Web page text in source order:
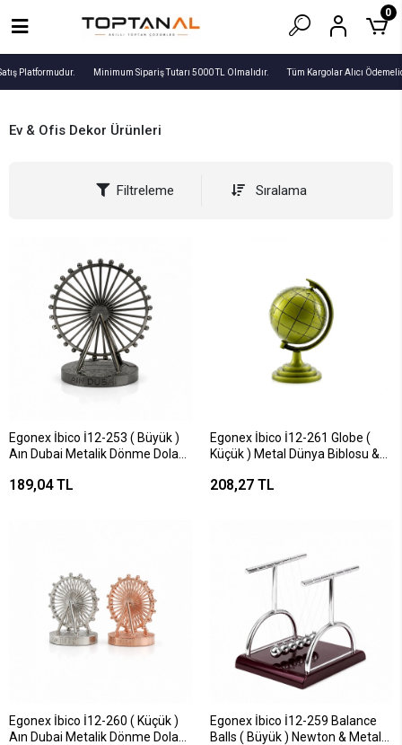
Platformudur. Minimum Sipariş Tutarı 5000 TL Olmalıdır. Tüm Kargolar Alıcı Ödemelidir!
0
Ev & Ofis Dekor Ürünleri
Filtreleme Sıralama
Egonex İbico İ12-253 ( Büyük )
Aın Dubai Metalik Dönme Dolap
Krom & Bakır )*200
189,04 TL
Egonex İbico İ12-261 Globe (
Küçük ) Metal Dünya Biblosu &
208,27 TL
Egonex İbico İ12-260 ( Küçük )
Aın Dubai Metalik Dönme Dolap
Egonex İbico İ12-259 Balance
Balls ( Büyük ) Newton & Metal